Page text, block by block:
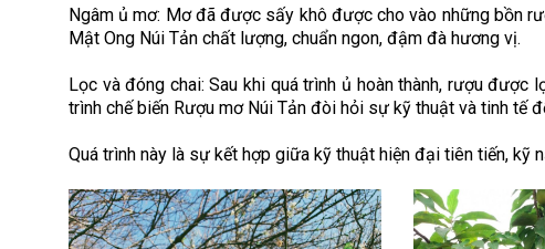
Ngâm ủ mơ: Mơ đã được sấy khô được cho vào những bồn
Mật Ong Núi Tản chất lượng, chuẩn ngon, đậm đà hương vị.
Lọc và đóng chai: Sau khi quá trình ủ hoàn thành, rượu
trình chế biến Rượu mơ Núi Tản đòi hỏi sự kỹ thuật và tinh tế
Quá trình này là sự kết hợp giữa kỹ thuật hiện đại tiên tiến, kỹ